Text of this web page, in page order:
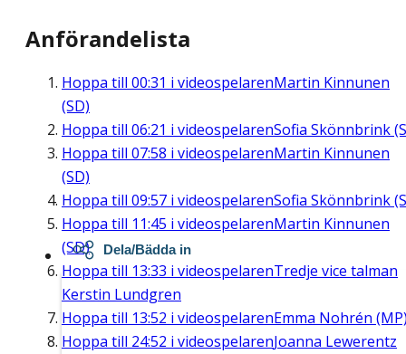
Anförandelista
Hoppa till 00:31 i videospelarenMartin Kinnunen
(SD)
Hoppa till 06:21 i videospelarenSofia Skönnbrink
Hoppa till 07:58 i videospelarenMartin Kinnunen
(SD)
Hoppa till 09:57 i videospelarenSofia Skönnbrink
Hoppa till 11:45 i videospelarenMartin Kinnunen
(SD)
Hoppa till 13:33 i videospelarenTredje vice talman
Kerstin Lundgren
Hoppa till 13:52 i videospelarenEmma Nohrén
Hoppa till 24:52 i videospelarenJoanna Lewerentz
Dela/Bädda in